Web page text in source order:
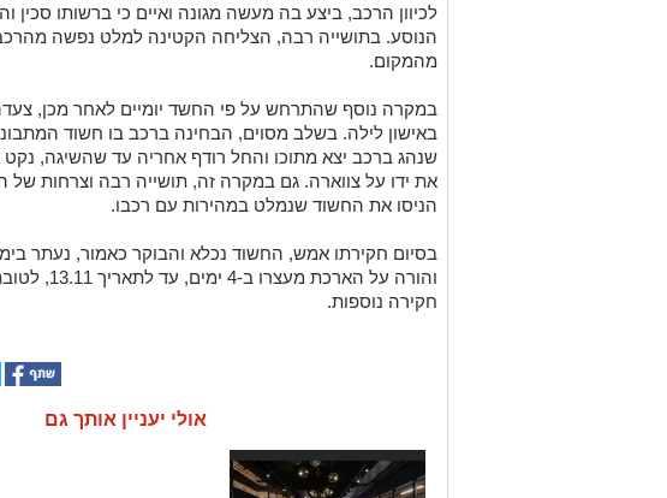
לכיוון הרכב, ביצע בה מעשה מגונה ואיים כי ברשותו סכין
הנוסע. בתושייה רבה, הצליחה הקטינה למלט נפשה
מהמקום.
במקרה נוסף שהתרחש על פי החשד יומיים לאחר מכן,
באישון לילה. בשלב מסוים, הבחינה ברכב בו חשוד
שנהג ברכב יצא מתוכו והחל רודף אחריה עד שהשיגה, נקט
את ידו על צווארה. גם במקרה זה, תושייה רבה וצרחות של
הניסו את החשוד שנמלט במהירות עם רכבו.
בסיום חקירתו אמש, החשוד נכלא והבוקר כאמור, נעתר
והורה על הארכת
חקירה נוספות.
אולי יעניין אותך גם